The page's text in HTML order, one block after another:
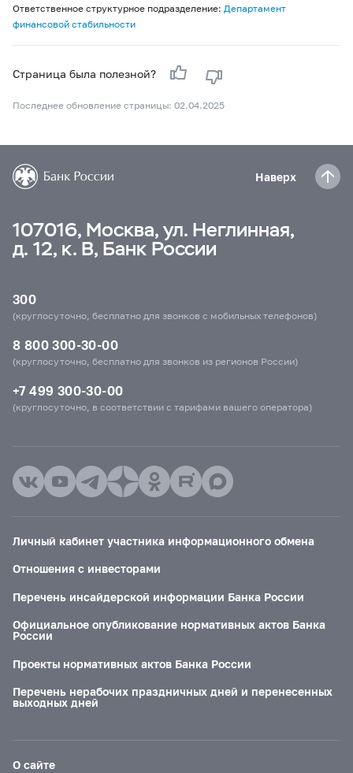
Ответственное структурное подразделение: Департамент
финансовой стабильности
Страница была полезной?
Последнее обновление страницы: 02.04.2025
Наверх
107016, Москва, ул. Неглинная,
д. 12, к. В, Банк России
300
(круглосуточно, бесплатно для звонков с мобильных телефонов)
8 800 300-30-00
(круглосуточно, бесплатно для звонков из регионов России)
+7 499 300-30-00
(круглосуточно, в соответствии с тарифами вашего оператора)
Личный кабинет участника информационного обмена
Отношения с инвесторами
Перечень инсайдерской информации Банка России
Официальное опубликование нормативных актов Банка
России
Проекты нормативных актов Банка России
Перечень нерабочих праздничных дней и перенесенных
выходных дней
О сайте